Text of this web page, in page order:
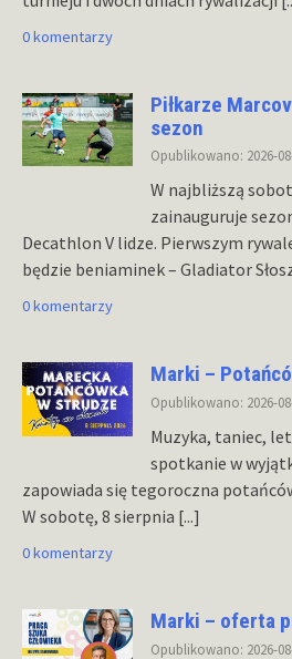
0 komentarzy
Piłkarze
sezon
Opublikowano: 2026-
W najbliższą
zainauguruje
Decathlon V lidze. Pierwszym
będzie beniaminek – Gladiator
0 komentarzy
Marki –
Opublikowano: 2026-
Muzyka, taniec,
spotkanie w
zapowiada się tegoroczna
W sobotę, 8 sierpnia [...]
0 komentarzy
Marki – oferta
Opublikowano: 2026-